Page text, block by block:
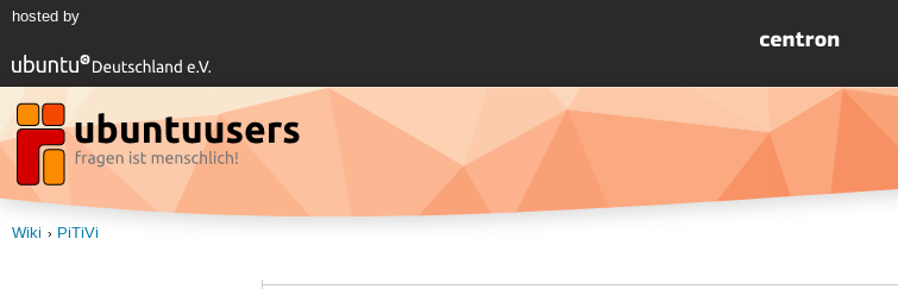
hosted by
Wiki PiTiVi